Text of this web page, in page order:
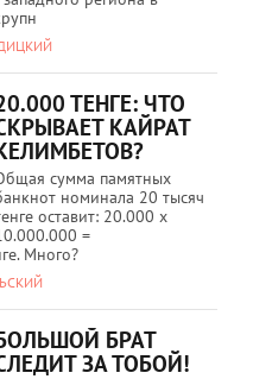
ТЕНГЕ: ЧТО
КАЙРАТ
сумма памятных
номинала 20 тысяч
оставит: 20.000 х
=
Много?
БРАТ
ЗА ТОБОЙ!